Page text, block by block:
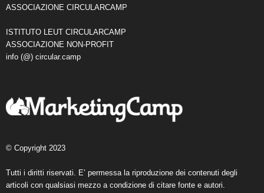
ASSOCIAZIONE CIRCULARCAMP
ISTITUTO LEUT CIRCULARCAMP
ASSOCIAZIONE NON-PROFIT
info (@) circular.camp
© Copyright 2023
Tutti i diritti riservati. E’ permessa la riproduzione dei contenuti degli
articoli con qualsiasi mezzo a condizione di citare fonte e autori.